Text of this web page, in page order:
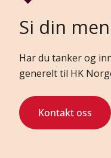
Si din
Har du tanker og
generelt til HK
Kontakt oss